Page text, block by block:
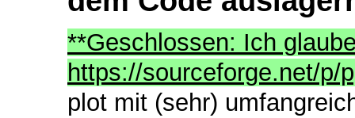
**Geschlossen: Ich
https://sourceforge.net/
plot mit (sehr)